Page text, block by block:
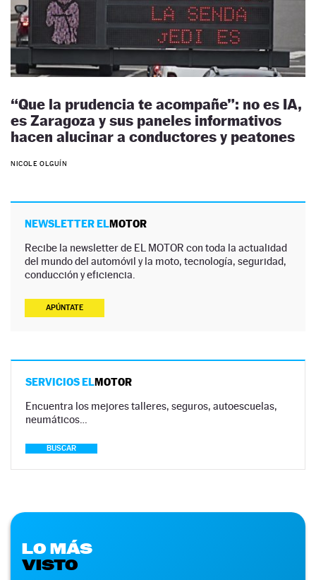
“Que la prudencia te acompañe”: no es IA,
es Zaragoza y sus paneles informativos
hacen alucinar a conductores y peatones
NICOLE OLGUÍN
NEWSLETTER ELMOTOR
Recibe la newsletter de EL MOTOR con toda la actualidad
del mundo del automóvil y la moto, tecnología, seguridad,
conducción y eficiencia.
APÚNTATE
SERVICIOS ELMOTOR
Encuentra los mejores talleres, seguros, autoescuelas,
neumáticos…
BUSCAR
LO MÁS
VISTO